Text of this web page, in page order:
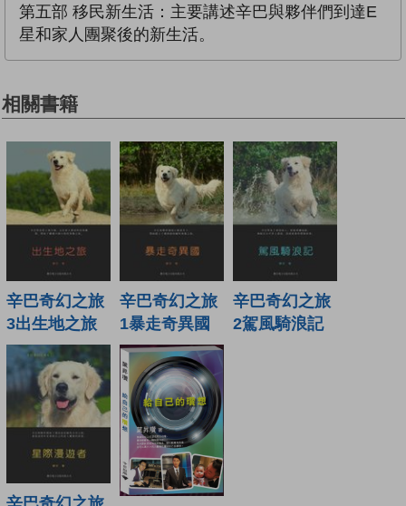
第五部 移民新生活：主要講述辛巴與夥伴們到達E
星和家人團聚後的新生活。
相關書籍
辛巴奇幻之旅
3出生地之旅
辛巴奇幻之旅
1暴走奇異國
辛巴奇幻之旅
2駕風騎浪記